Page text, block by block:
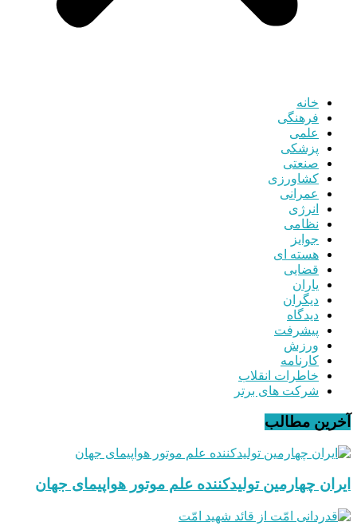
خانه
فرهنگی
علمی
پزشکی
صنعتی
کشاورزی
عمرانی
انرژی
نظامی
جوایز
هسته ای
قضایی
یاران
دیگران
دیدگاه
پیشرفت
ورزش
کارنامه
خاطرات انقلاب
شرکت های برتر
آخرین مطالب
ایران چهارمین تولیدکننده علم موتور هواپیمای جهان